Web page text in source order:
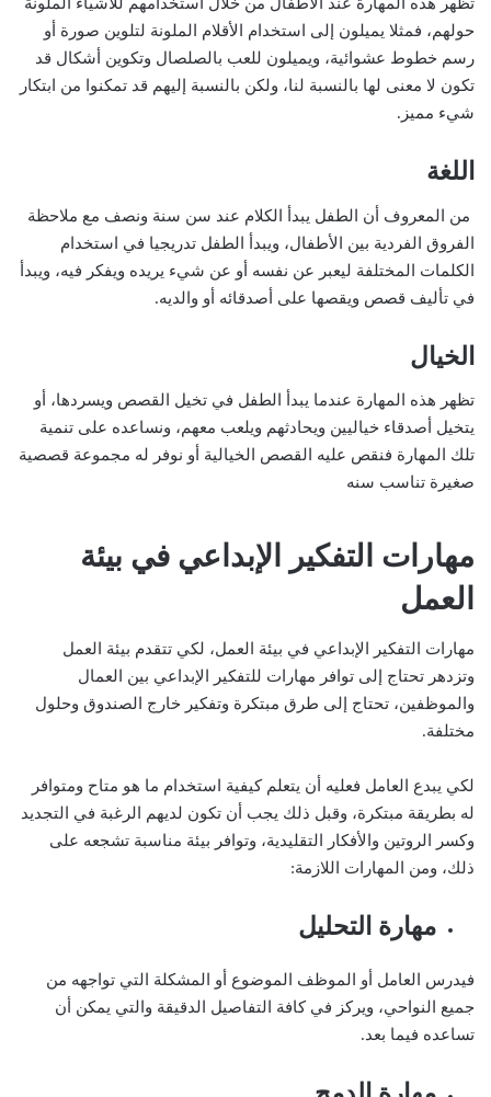
تظهر هذه المهارة عند الأطفال من خلال استخدامهم للأشياء الملونة
حولهم، فمثلا يميلون إلى استخدام الأقلام الملونة لتلوين صورة أو
رسم خطوط عشوائية، ويميلون للعب بالصلصال وتكوين أشكال قد
تكون لا معنى لها بالنسبة لنا، ولكن بالنسبة إليهم قد تمكنوا من ابتكار
شيء مميز.
اللغة
من المعروف أن الطفل يبدأ الكلام عند سن سنة ونصف مع ملاحظة
الفروق الفردية بين الأطفال، ويبدأ الطفل تدريجيا في استخدام
الكلمات المختلفة ليعبر عن نفسه أو عن شيء يريده ويفكر فيه، ويبدأ
في تأليف قصص ويقصها على أصدقائه أو والديه.
الخيال
تظهر هذه المهارة عندما يبدأ الطفل في تخيل القصص ويسردها، أو
يتخيل أصدقاء خياليين ويحادثهم ويلعب معهم، ونساعده على تنمية
تلك المهارة فنقص عليه القصص الخيالية أو نوفر له مجموعة قصصية
صغيرة تناسب سنه
مهارات التفكير الإبداعي في بيئة
العمل
مهارات التفكير الإبداعي في بيئة العمل، لكي تتقدم بيئة العمل
وتزدهر تحتاج إلى توافر مهارات للتفكير الإبداعي بين العمال
والموظفين، تحتاج إلى طرق مبتكرة وتفكير خارج الصندوق وحلول
مختلفة.
لكي يبدع العامل فعليه أن يتعلم كيفية استخدام ما هو متاح ومتوافر
له بطريقة مبتكرة، وقبل ذلك يجب أن تكون لديهم الرغبة في التجديد
وكسر الروتين والأفكار التقليدية، وتوافر بيئة مناسبة تشجعه على
ذلك، ومن المهارات اللازمة:
مهارة التحليل
فيدرس العامل أو الموظف الموضوع أو المشكلة التي تواجهه من
جميع النواحي، ويركز في كافة التفاصيل الدقيقة والتي يمكن أن
تساعده فيما بعد.